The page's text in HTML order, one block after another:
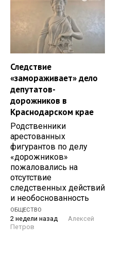
Следствие
«замораживает» дело
депутатов-
дорожников в
Краснодарском крае
Родственники
арестованных
фигурантов по делу
«дорожников»
пожаловались на
отсутствие
следственных действий
и необоснованность
ОБЩЕСТВО
2 недели назад
Алексей
Петров